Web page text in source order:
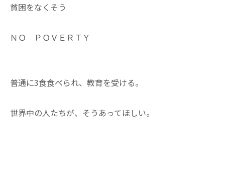
貧困をなくそう
ＮＯ ＰＯＶＥＲＴＹ
普通に3食食べられ、教育を受ける。
世界中の人たちが、そうあってほしい。